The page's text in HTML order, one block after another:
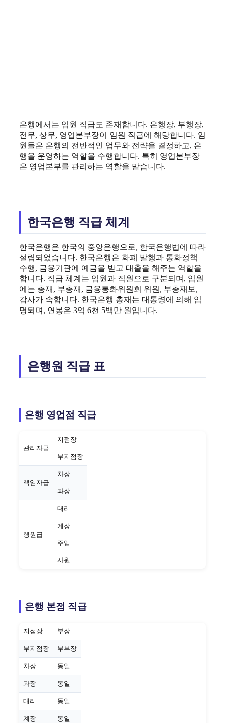
은행에서는 임원 직급도 존재합니다. 은행장, 부행장,
전무, 상무, 영업본부장이 임원 직급에 해당합니다. 임
원들은 은행의 전반적인 업무와 전략을 결정하고, 은
행을 운영하는 역할을 수행합니다. 특히 영업본부장
은 영업본부를 관리하는 역할을 맡습니다.
한국은행 직급 체계
한국은행은 한국의 중앙은행으로, 한국은행법에 따라
설립되었습니다. 한국은행은 화폐 발행과 통화정책
수행, 금융기관에 예금을 받고 대출을 해주는 역할을
합니다. 직급 체계는 임원과 직원으로 구분되며, 임원
에는 총재, 부총재, 금융통화위원회 위원, 부총재보,
감사가 속합니다. 한국은행 총재는 대통령에 의해 임
명되며, 연봉은 3억 6천 5백만 원입니다.
은행원 직급 표
은행 영업점 직급
관리자급
지점장
부지점장
책임자급
차장
과장
행원급
대리
계장
주임
사원
은행 본점 직급
지점장 부장
부지점장 부부장
차장 동일
과장 동일
대리 동일
계장 동일